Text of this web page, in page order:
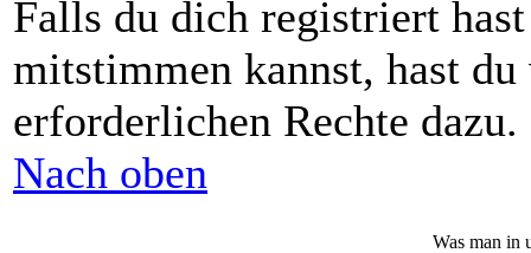
Falls du dich registriert
mitstimmen kannst, hast
erforderlichen Rechte dazu.
Nach oben
Was man in